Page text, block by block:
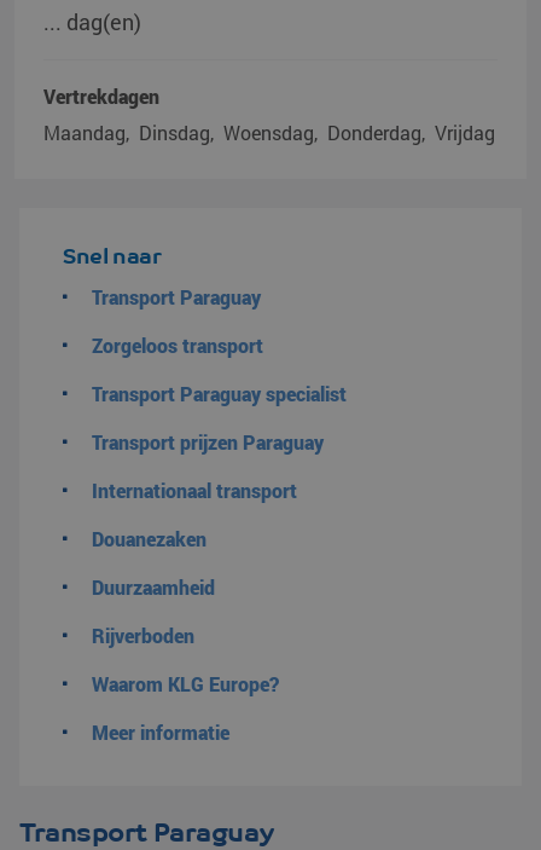
... dag(en)
Vertrekdagen
Maandag
Dinsdag Woensdag Donderdag Vrijdag
Snel naar
Transport Paraguay
Zorgeloos transport
Transport Paraguay specialist
Transport prijzen Paraguay
Internationaal transport
Douanezaken
Duurzaamheid
Rijverboden
Waarom KLG Europe?
Meer informatie
Transport Paraguay